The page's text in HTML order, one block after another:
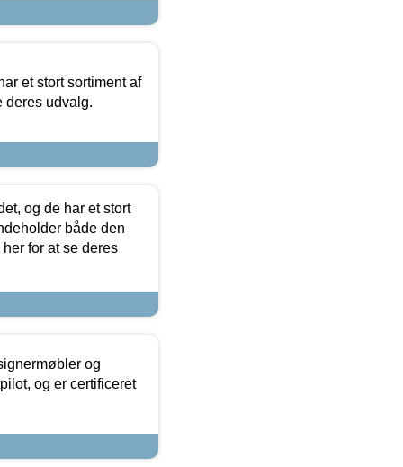
et stort sortiment af
deres udvalg.
og de har et stort
både den
for at se deres
og
og er certificeret